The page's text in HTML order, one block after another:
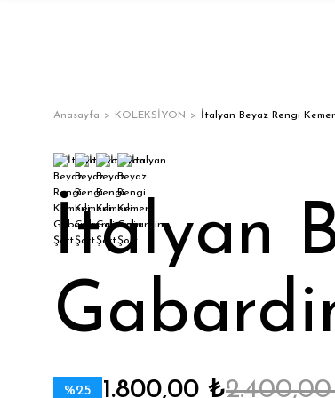
Anasayfa KOLEKSİYON İtalyan Beyaz Rengi
İtalyan
%25 1.800,00 ₺